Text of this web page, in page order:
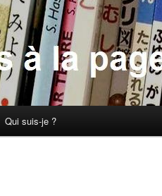
Qui suis-je ?